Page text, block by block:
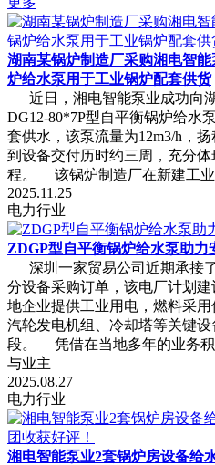
湖南某锅炉制造厂采购湘电智能
炉给水泵用于工业锅炉配套供货
近日，湘电智能泵业成功向
DG12-80*7P型自平衡锅炉给水
套供水，该泵流量为12m3/h，
到设备交付历时约三周，充分
程。 该锅炉制造厂在新建工业
2025.11.25
电力行业
ZDGP型自平衡锅炉给水泵助力
深圳一家贸易公司近期承接
分设备采购订单，该电厂计划
地企业提供工业用电，燃料采用
汽轮发电机组、冷却塔等关键
段。 凭借在当地多年的业务积
与业主
2025.08.27
电力行业
湘电智能泵业2套锅炉房设备给